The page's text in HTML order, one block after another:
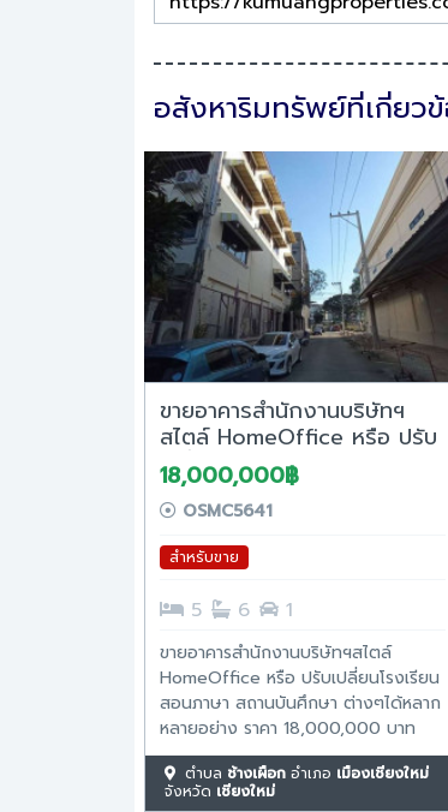
อสังหาริมทรัพย์ที่เกี่ยว
ขายอาคารสำนักงานบริษัทฯ
สไตล์ HomeOffice หรือ ปรับ
เปลี่ยนโรงเรียนสอนภาษา สถาน
บันศึกษา ต่างๆได้หลากหลาย
อย่าง
18,000,000฿
OSMC5641
สำหรับขาย
5 6 1
ขายอาคารสำนักงานบริษัทฯสไตล์
HomeOffice หรือ ปรับเปลี่ยนโรงเรียน
สอนภาษา สถานบันศึกษา ต่างๆได้หลาก
หลายอย่าง ราคา 18,000,000 บาท
พื้นที่ใช้สอย 672 ตร.ม. เนื้อที่ดิน 76
ตร.วา ชั้น 1 เป็นสำนักงาน เปิดโล่งทั้งชั้น
ติดกระจกและผนังคอนกรีต ชั้น 2 มี 5
ตำบล ช้างเผือก อำเภอ เมืองเชียงใหม่
จังหวัด เชียงใหม่